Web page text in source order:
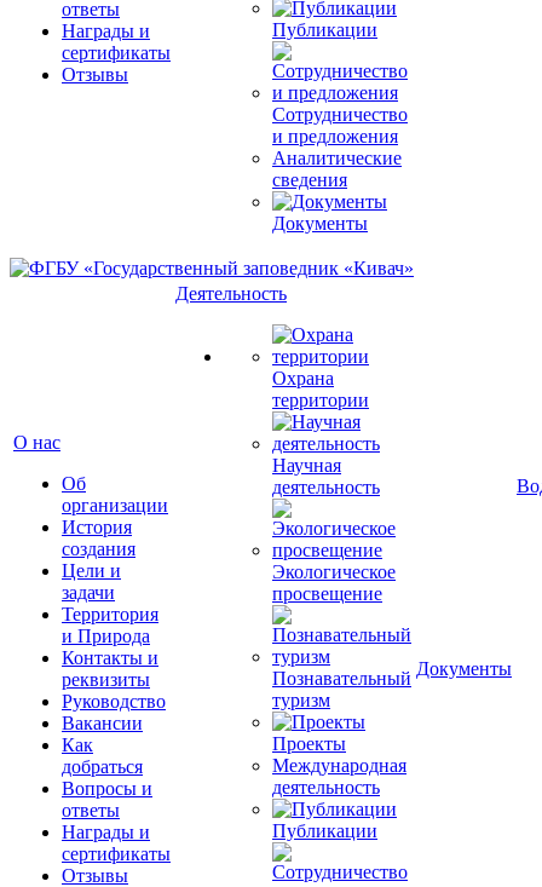
ответы
Награды и
сертификаты
Отзывы
Публикации
Сотрудничество
и предложения
Аналитические
сведения
Документы
О нас
Об
организации
История
создания
Цели и
задачи
Территория
и Природа
Контакты и
реквизиты
Руководство
Вакансии
Как
добраться
Вопросы и
ответы
Награды и
сертификаты
Отзывы
Деятельность
Охрана
территории
Научная
деятельность
Экологическое
просвещение
Познавательный
туризм
Проекты
Международная
деятельность
Публикации
Документы